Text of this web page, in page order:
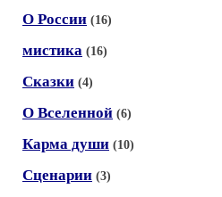
О России (16)
мистика (16)
Сказки (4)
О Вселенной (6)
Карма души (10)
Сценарии (3)